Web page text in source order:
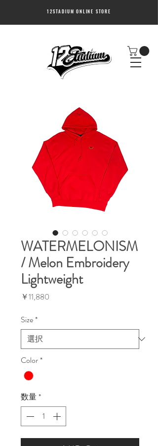
12STADIUM ONLINE STORE
WATERMELONISM
/ Melon Embroidery
Lightweight
￥11,880
Size*
Color*
数量*